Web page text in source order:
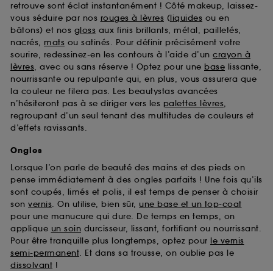
retrouve sont éclat instantanément ! Côté makeup, laissez-
vous séduire par nos rouges à lèvres (liquides ou en
bâtons) et nos gloss aux finis brillants, métal, pailletés,
nacrés, mats ou satinés. Pour définir précisément votre
sourire, redessinez-en les contours à l’aide d’un crayon à
lèvres, avec ou sans réserve ! Optez pour une base lissante,
nourrissante ou repulpante qui, en plus, vous assurera que
la couleur ne filera pas. Les beautystas avancées
n’hésiteront pas à se diriger vers les palettes lèvres,
regroupant d’un seul tenant des multitudes de couleurs et
d’effets ravissants.
Ongles
Lorsque l’on parle de beauté des mains et des pieds on
pense immédiatement à des ongles parfaits ! Une fois qu’ils
sont coupés, limés et polis, il est temps de penser à choisir
son vernis. On utilise, bien sûr, une base et un top-coat
pour une manucure qui dure. De temps en temps, on
applique un soin durcisseur, lissant, fortifiant ou nourrissant.
Pour être tranquille plus longtemps, optez pour le vernis
semi-permanent. Et dans sa trousse, on oublie pas le
dissolvant !